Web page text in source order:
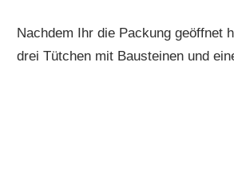
Nachdem Ihr die Packung geöffnet
drei Tütchen mit Bausteinen und